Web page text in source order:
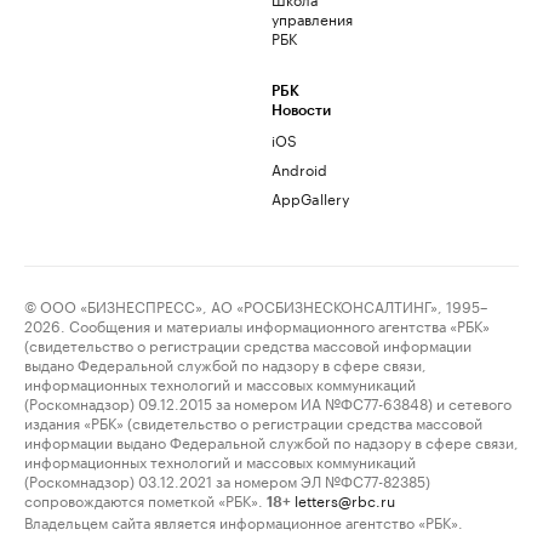
управления
РБК
РБК
Новости
iOS
Android
AppGallery
© ООО «БИЗНЕСПРЕСС», АО «РОСБИЗНЕСКОНСАЛТИНГ», 1995–
2026. Сообщения и материалы информационного агентства «РБК»
(свидетельство о регистрации средства массовой информации
выдано Федеральной службой по надзору в сфере связи,
информационных технологий и массовых коммуникаций
(Роскомнадзор) 09.12.2015 за номером ИА №ФС77-63848) и сетевого
издания «РБК» (свидетельство о регистрации средства массовой
информации выдано Федеральной службой по надзору в сфере связи,
информационных технологий и массовых коммуникаций
(Роскомнадзор) 03.12.2021 за номером ЭЛ №ФС77-82385)
сопровождаются пометкой «РБК».
18+ letters@rbc.ru
Владельцем сайта является информационное агентство «РБК».